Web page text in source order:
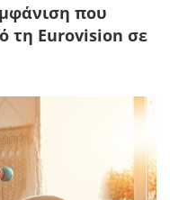
που
τη Eurovision σε